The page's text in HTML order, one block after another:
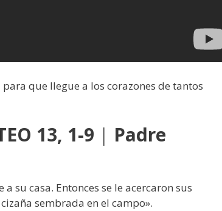
que llegue a los corazones de tantos
13, 1-9 | Padre
su casa. Entonces se le acercaron sus
sembrada en el campo».